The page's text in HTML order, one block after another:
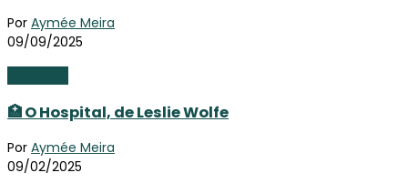
Por Aymée Meira
09/09/2025
🏥 O Hospital, de Leslie Wolfe
Por Aymée Meira
09/02/2025